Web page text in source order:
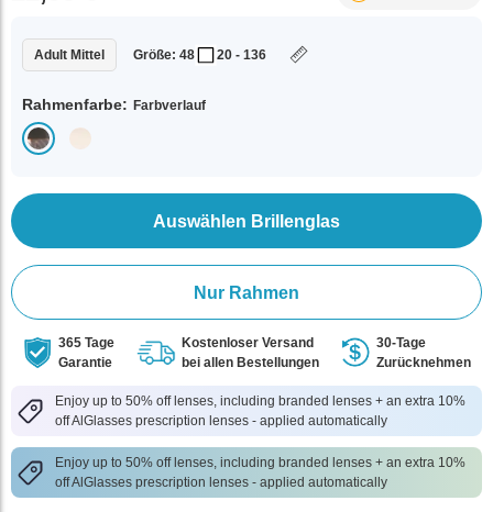
Adult Mittel Größe: 48 20 - 136
Rahmenfarbe: Farbverlauf
Auswählen Brillenglas
Nur Rahmen
365 Tage
Garantie
Kostenloser Versand
bei allen Bestellungen
30-Tage
Zurücknehmen
Enjoy up to 50% off lenses, including branded lenses + an extra 10%
off AlGlasses prescription lenses - applied automatically
Enjoy up to 50% off lenses, including branded lenses + an extra 10%
off AlGlasses prescription lenses - applied automatically